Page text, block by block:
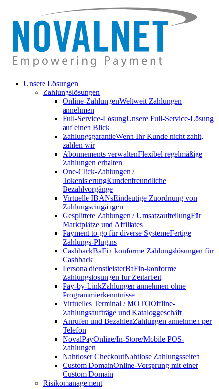
Unsere Lösungen
Zahlungslösungen
Online-ZahlungenWeltweit Zahlungen
annehmen
Full-Service-LösungUnsere Full-Service-Lösung
auf einen Blick
ZahlungsgarantieWenn Ihr Kunde nicht zahlt,
zahlen wir
Abonnements verwaltenFlexibel regelmäßige
Zahlungen erhalten
One-Click-Zahlungen /
TokenisierungKundenfreundliche
Bezahlvorgänge
Virtuelle IBANsEindeutige Zuordnung von
Zahlungseingängen
Gesplittete Zahlungen / UmsatzaufteilungFür
Marktplätze und Affiliates
Payment to go für diverse SystemeFertige
Zahlungs-Plugins
CashbackBaFin-konforme Zahlungslösungen für
Cashback
PersonaldienstleisterBaFin-konforme
Zahlungslösungen für Zeitarbeit
Pay-by-LinkZahlungen annehmen ohne
Programmierkenntnisse
Virtuelles Terminal / MOTOOffline-
Zahlungsaufträge und Kataloggeschäft
Anrufen und BezahlenZahlungen annehmen per
Telefon
NovalPayOnline/In-Store/Mobile POS-
Zahlungen
Nahtloser CheckoutNahtlose Zahlungsseiten
Custom DomainOnline-Vorsprung mit einer
Custom Domain
Risikomanagement